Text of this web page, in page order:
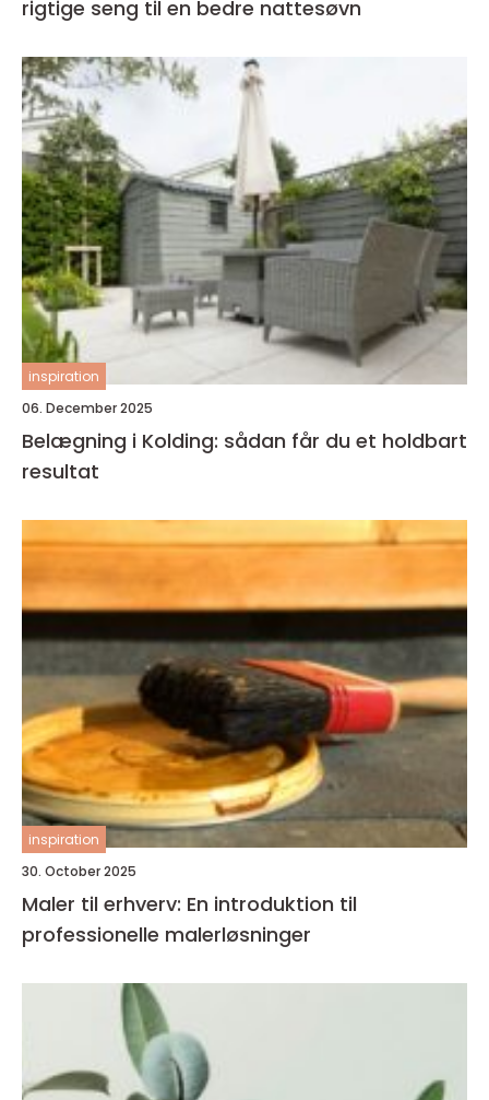
rigtige seng til en bedre nattesøvn
inspiration
06. December 2025
Belægning i Kolding: sådan får du et holdbart
resultat
inspiration
30. October 2025
Maler til erhverv: En introduktion til
professionelle malerløsninger